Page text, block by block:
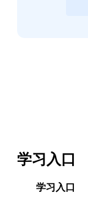
学习入口
学习入口